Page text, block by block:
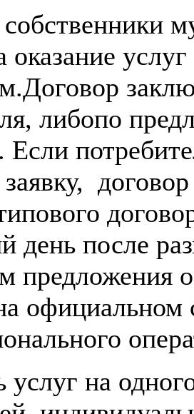
оказание
либопо
Если
заявку,
день после
предложения
официальном
услуг на